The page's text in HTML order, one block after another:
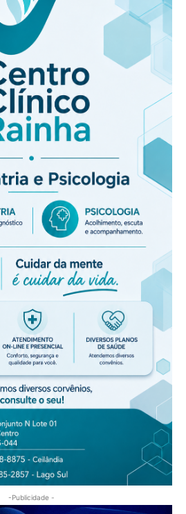
-Publicidade -